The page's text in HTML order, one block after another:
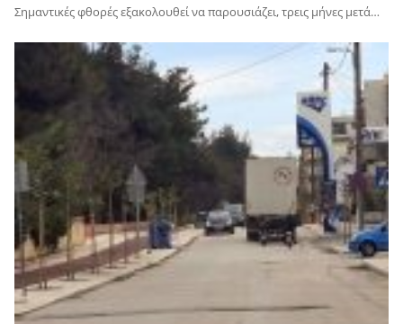
Σημαντικές φθορές εξακολουθεί να παρουσιάζει, τρεις μήνες μετά…